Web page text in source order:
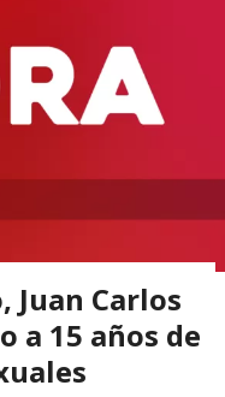
Juan Carlos
a 15 años de